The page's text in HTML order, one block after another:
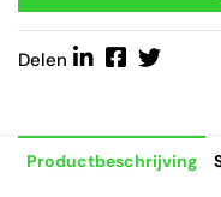
Delen
Productbeschrijving